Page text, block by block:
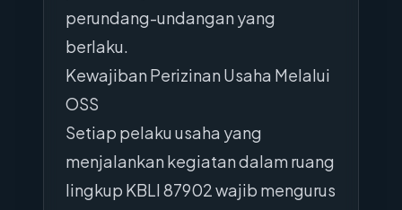
perundang-undangan yang
berlaku.
Kewajiban Perizinan Usaha Melalui
OSS
Setiap pelaku usaha yang
menjalankan kegiatan dalam ruang
lingkup KBLI 87902 wajib mengurus